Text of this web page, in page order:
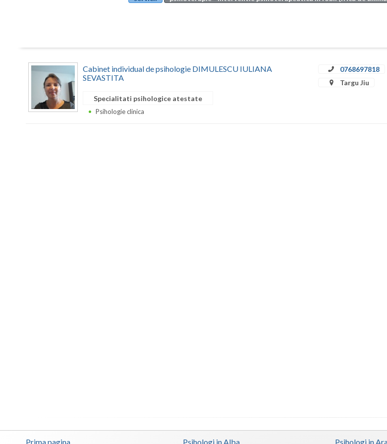
Cabinet individual de psihologie DIMULESCU IULIANA
SEVASTITA
0768697818
Targu Jiu
Specialitati psihologice atestate
Psihologie clinica
Prima pagina Psihologi in Alba Psihologi in